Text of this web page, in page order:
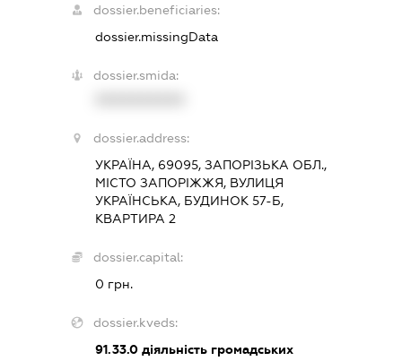
dossier.beneficiaries:
dossier.missingData
dossier.smida:
dossier.address:
УКРАЇНА, 69095, ЗАПОРІЗЬКА ОБЛ.,
МІСТО ЗАПОРІЖЖЯ, ВУЛИЦЯ
УКРАЇНСЬКА, БУДИНОК 57-Б,
КВАРТИРА 2
dossier.capital:
0 грн.
dossier.kveds:
91.33.0діяльність громадських